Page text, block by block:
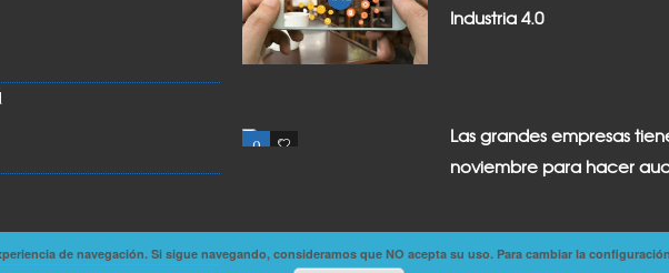
Industria 4.0
0 0
Las grandes empresas
noviembre para hacer
de navegación. Si sigue navegando, consideramos que NO acepta su uso. Para cambiar la